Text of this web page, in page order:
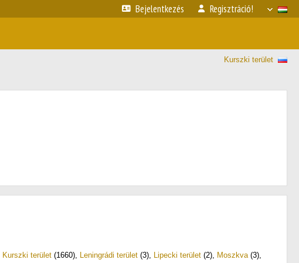
Bejelentkezés Regisztráció!
Kurszki terület
Kurszki terület (1660), Leningrádi terület (3), Lipecki terület (2), Moszkva(3),